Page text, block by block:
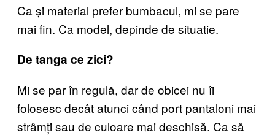
Ca și material prefer bumbacul, mi se pare
mai fin. Ca model, depinde de situatie.
De tanga ce zici?
Mi se par în regulă, dar de obicei nu îi
folosesc decât atunci când port pantaloni mai
strâmți sau de culoare mai deschisă. Ca să